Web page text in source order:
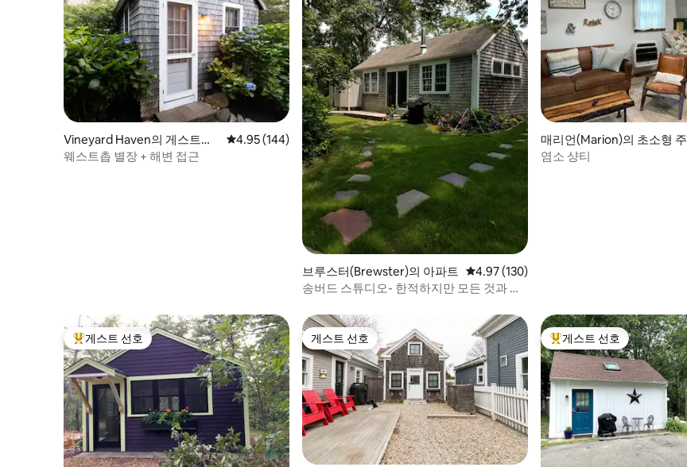
Vineyard Haven의 게스트용
별채
평점 4.95점(5점 만점), 후기 144개
4.95 (144)
웨스트촙 별장 + 해변 접근
브루스터(Brewster)의 아파트 평점 4.97점(5점 만점), 후기 130개
4.97 (130)
송버드 스튜디오- 한적하지만 모든 것과 가
매리언(Marion)의 초소형 주
택
염소 샹티
상위 게스트 선호
게스트 선호 게스트 선호
게스트 선호 상위 게스트 선호
게스트 선호